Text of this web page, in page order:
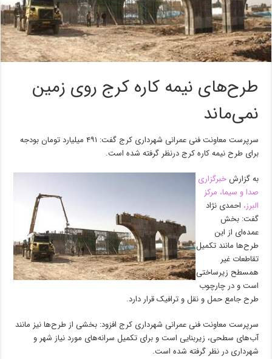
طرح‌های نیمه کاره کرج روی زمین
نمی‌ماند
سرپرست معاونت فنی عمرانی شهرداری کرج گفت: ۴۹۱ میلیارد تومان بودجه
برای طرح نیمه کاره کرج درنظر گرفته شده است.
به گزارشخبرگزاری
صدا و سیما، مرکز
البرز، احمدی نژاد
گفت: بخش
عمده‌ای از این
طرح‌ها مانند تکمیل
تقاطعات غیر
همسطح زیرساختی
است و در چارچوب
طرح جامع حمل و نقل و ترافیک قرار دارد.
سرپرست معاونت فنی عمرانی شهرداری کرج افزود: بخشی از طرح‌ها نیز مانند
آب‌های سطحی، زیربنایی است و برای تکمیل سرانه‌های مورد نیاز شهر و
شهرداری در نظر گرفته شده است.